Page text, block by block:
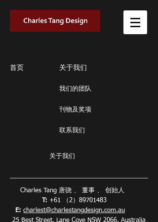
首页 关于我们
我们的团队
刊物及奖项
联系我们
关于我们
Charles Tang 唐骁 、 董事 、 创始人
T: +61 （2）89701483
E: charlest@charlestangdesign.com.au
25 Best Street, Lane Cove NSW 2066, Australia